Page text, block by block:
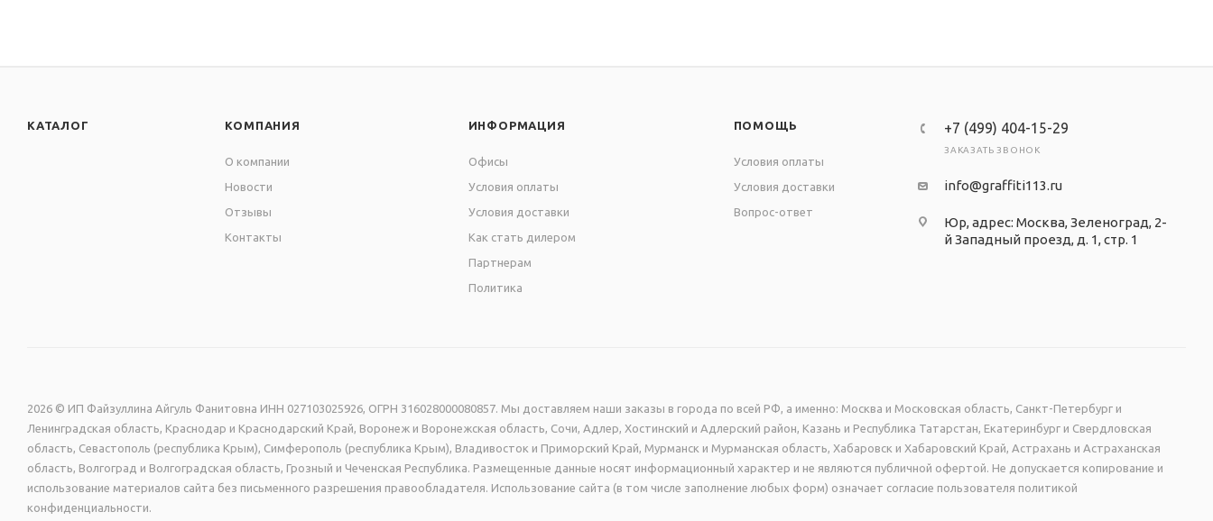
Стенд изготовлен из вспененного пластика ПВХ 3 мм. Изображение - интерьерная печать на глянцевой пленке Orafol ( пр-во
Германия), экосольвентными чернилами с разрешением печати 1440 dpi. Кармашки изготовлены из современного прочного и
КАТАЛОГ КОМПАНИЯ
О компании
Новости
Отзывы
Контакты
ИНФОРМАЦИЯ
Офисы
Условия оплаты
Условия доставки
Как стать дилером
Партнерам
Политика
ПОМОЩЬ
Условия оплаты
Условия доставки
Вопрос-ответ
+7 (499) 404-15-29
ЗАКАЗАТЬ ЗВОНОК
info@graffiti113.ru
Юр, адрес: Москва, Зеленоград, 2-
й Западный проезд, д. 1, стр. 1
2026 © ИП Файзуллина Айгуль Фанитовна ИНН 027103025926, ОГРН 316028000080857. Мы доставляем наши заказы в города по всей РФ, а именно: Москва и Московская область, Санкт-Петербург и
Ленинградская область, Краснодар и Краснодарский Край, Воронеж и Воронежская область, Сочи, Адлер, Хостинский и Адлерский район, Казань и Республика Татарстан, Екатеринбург и Свердловская
область, Севастополь (республика Крым), Симферополь (республика Крым), Владивосток и Приморский Край, Мурманск и Мурманская область, Хабаровск и Хабаровский Край, Астрахань и Астраханская
область, Волгоград и Волгоградская область, Грозный и Чеченская Республика. Размещенные данные носят информационный характер и не являются публичной офертой. Не допускается копирование и
использование материалов сайта без письменного разрешения правообладателя. Использование сайта (в том числе заполнение любых форм) означает согласие пользователя политикой
конфиденциальности.